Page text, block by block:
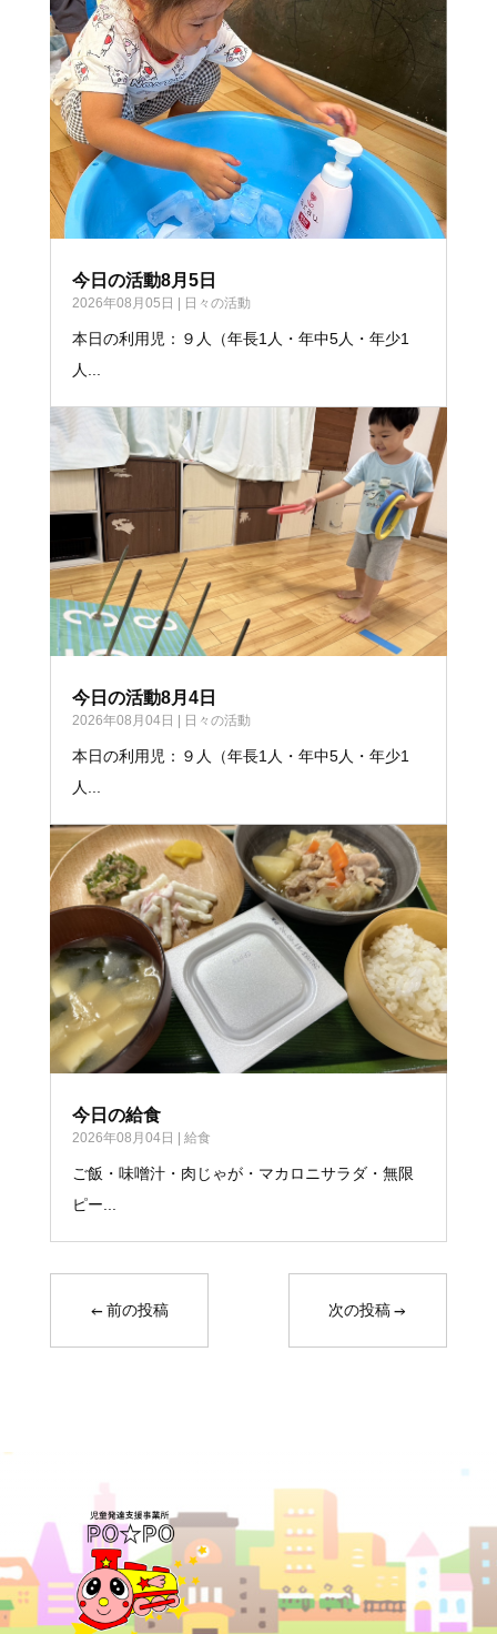
今日の活動8月5日
2026年08月05日 日々の活動
本日の利用児：９人（年長1人・年中5人・年少1
人...
今日の活動8月4日
2026年08月04日 日々の活動
本日の利用児：９人（年長1人・年中5人・年少1
人...
今日の給食
2026年08月04日 給食
ご飯・味噌汁・肉じゃが・マカロニサラダ・無限
ピー...
←前の投稿 次の投稿→